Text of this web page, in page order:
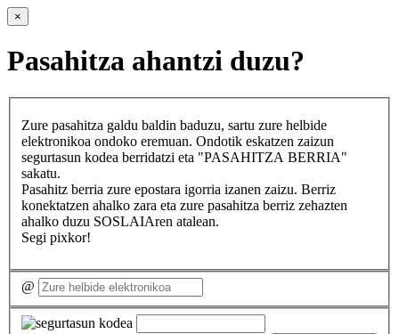
×
Pasahitza ahantzi duzu?
Zure pasahitza galdu baldin baduzu, sartu zure helbide
elektronikoa ondoko eremuan. Ondotik eskatzen zaizun
segurtasun kodea berridatzi eta "PASAHITZA BERRIA"
sakatu.
Pasahitz berria zure epostara igorria izanen zaizu. Berriz
konektatzen ahalko zara eta zure pasahitza berriz zehazten
ahalko duzu SOSLAIAren atalean.
Segi pixkor!
@